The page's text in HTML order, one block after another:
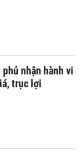
nhận hành vi
trục lợi